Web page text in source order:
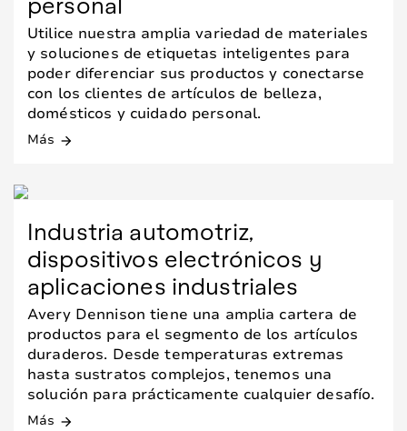
Utilice nuestra amplia variedad de materiales
y soluciones de etiquetas inteligentes para
poder diferenciar sus productos y conectarse
con los clientes de artículos de belleza,
domésticos y cuidado personal.
Más arrow_forward
Industria automotriz,
dispositivos electrónicos y
aplicaciones industriales
Avery Dennison tiene una amplia cartera de
productos para el segmento de los artículos
duraderos. Desde temperaturas extremas
hasta sustratos complejos, tenemos una
solución para prácticamente cualquier desafío.
Más arrow_forward